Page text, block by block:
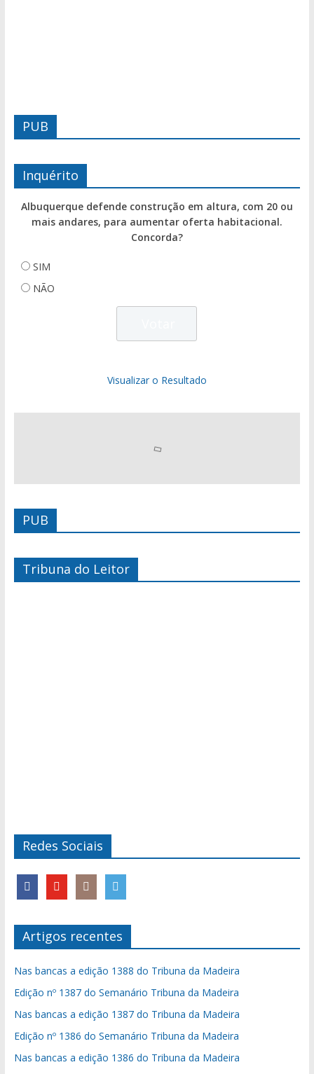
PUB
Inquérito
Albuquerque defende construção em altura, com 20 ou
mais andares, para aumentar oferta habitacional.
Concorda?
SIM
NÃO
Visualizar o Resultado
PUB
Tribuna do Leitor
Redes Sociais
Artigos recentes
Nas bancas a edição 1388 do Tribuna da Madeira
Edição nº 1387 do Semanário Tribuna da Madeira
Nas bancas a edição 1387 do Tribuna da Madeira
Edição nº 1386 do Semanário Tribuna da Madeira
Nas bancas a edição 1386 do Tribuna da Madeira